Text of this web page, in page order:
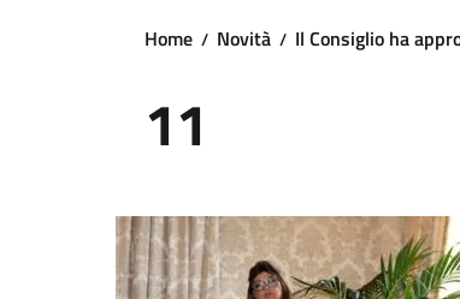
Home Novità Il Consiglio ha
11